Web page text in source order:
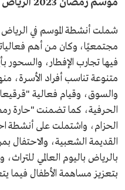
شملت أنشطة الموسم في الرياض
مجتمعيًا، وكان من أهم
فيها تجارب الإفطار، والسحور
متنوعة تناسب أفراد الأسرة،
والسوق، وقيام فعالية
الحرفية، كما تضمنت "حارة
الحزام، واشتملت على أنشطة
القديمة الشعبية، والاحتفال
بالرياض باليوم العالمي
بتعزيز مساهمة الأطفال فيما